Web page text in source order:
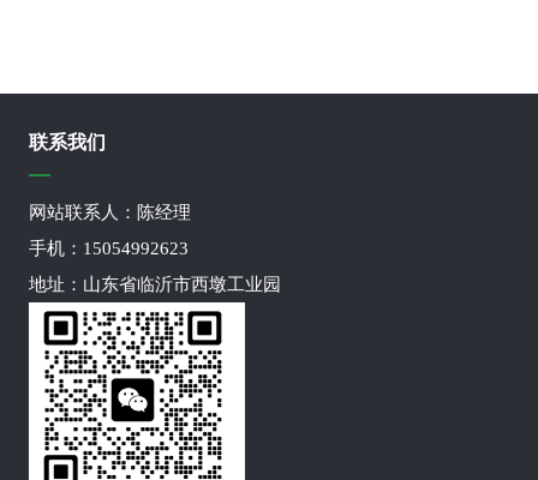
联系我们
网站联系人：陈经理
手机：15054992623
地址：山东省临沂市西墩工业园